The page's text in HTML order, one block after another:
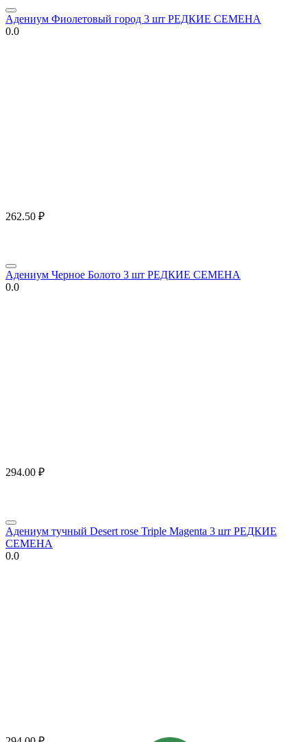
Адениум Фиолетовый город 3 шт РЕДКИЕ СЕМЕНА
0.0
262.50 ₽
Адениум Черное Болото 3 шт РЕДКИЕ СЕМЕНА
0.0
294.00 ₽
Адениум тучный Desert rose Triple Magenta 3 шт РЕДКИЕ
СЕМЕНА
0.0